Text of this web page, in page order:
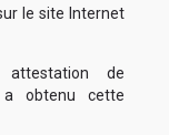
le site Internet
de
a obtenu cette